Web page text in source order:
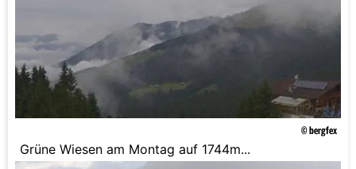
© bergfex
Grüne Wiesen am Montag auf 1744m...